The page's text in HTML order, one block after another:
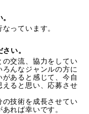
っています。
い。
交流、協力をしてい
んなジャンルの方に
あると感じて、今自
ると思い、応募させ
技術を成長させてい
れば幸いです。